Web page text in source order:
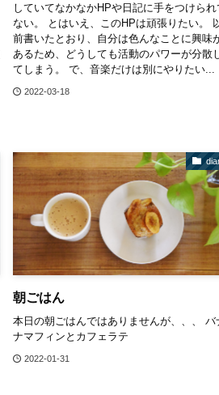
していてなかなかHPや日記に手をつけられ
ない。 とはいえ、このHPは頑張りたい。
前書いたとおり、自分は色んなことに興味
あるため、どうしても活動のパワーが分散
てしまう。 で、音楽だけは別にやりたい...
2022-03-18
朝ごはん
本日の朝ごはんではありませんが、、、 バ
ナマフィンとカフェラテ
2022-01-31